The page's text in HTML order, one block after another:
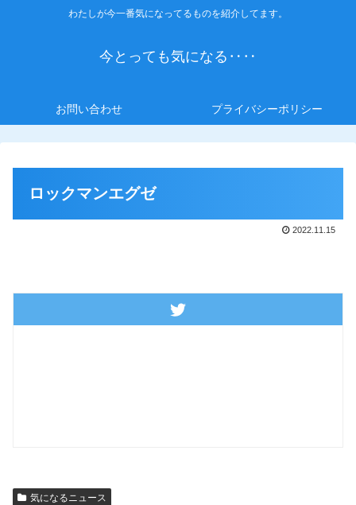
わたしが今一番気になってるものを紹介してます。
今とっても気になる‥‥
お問い合わせ プライバシーポリシー
ロックマンエグゼ
2022.11.15
気になるニュース